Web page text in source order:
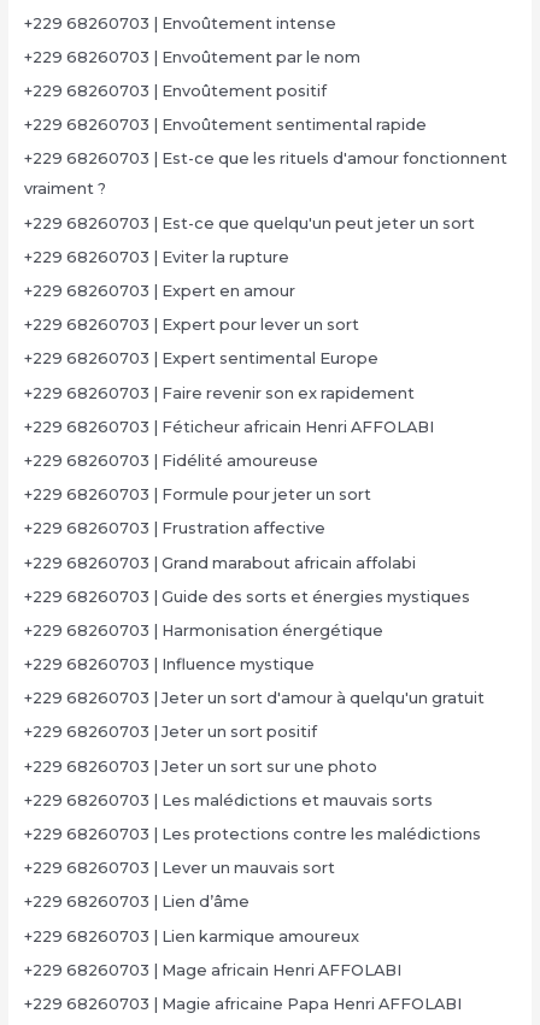
+229 68260703 | Envoûtement intense
+229 68260703 | Envoûtement par le nom
+229 68260703 | Envoûtement positif
+229 68260703 | Envoûtement sentimental rapide
+229 68260703 | Est-ce que les rituels d'amour fonctionnent
vraiment ?
+229 68260703 | Est-ce que quelqu'un peut jeter un sort
+229 68260703 | Eviter la rupture
+229 68260703 | Expert en amour
+229 68260703 | Expert pour lever un sort
+229 68260703 | Expert sentimental Europe
+229 68260703 | Faire revenir son ex rapidement
+229 68260703 | Féticheur africain Henri AFFOLABI
+229 68260703 | Fidélité amoureuse
+229 68260703 | Formule pour jeter un sort
+229 68260703 | Frustration affective
+229 68260703 | Grand marabout africain affolabi
+229 68260703 | Guide des sorts et énergies mystiques
+229 68260703 | Harmonisation énergétique
+229 68260703 | Influence mystique
+229 68260703 | Jeter un sort d'amour à quelqu'un gratuit
+229 68260703 | Jeter un sort positif
+229 68260703 | Jeter un sort sur une photo
+229 68260703 | Les malédictions et mauvais sorts
+229 68260703 | Les protections contre les malédictions
+229 68260703 | Lever un mauvais sort
+229 68260703 | Lien d’âme
+229 68260703 | Lien karmique amoureux
+229 68260703 | Mage africain Henri AFFOLABI
+229 68260703 | Magie africaine Papa Henri AFFOLABI